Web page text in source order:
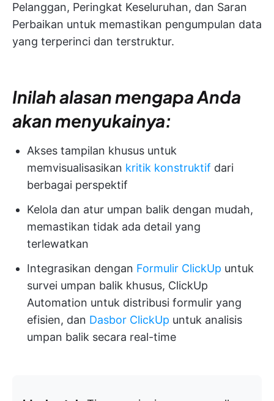
Pelanggan, Peringkat Keseluruhan, dan Saran
Perbaikan untuk memastikan pengumpulan data
yang terperinci dan terstruktur.
Inilah alasan mengapa Anda
akan menyukainya:
Akses tampilan khusus untuk
memvisualisasikan kritik konstruktif dari
berbagai perspektif
Kelola dan atur umpan balik dengan mudah,
memastikan tidak ada detail yang
terlewatkan
Integrasikan dengan Formulir ClickUp untuk
survei umpan balik khusus, ClickUp
Automation untuk distribusi formulir yang
efisien, dan Dasbor ClickUp untuk analisis
umpan balik secara real-time